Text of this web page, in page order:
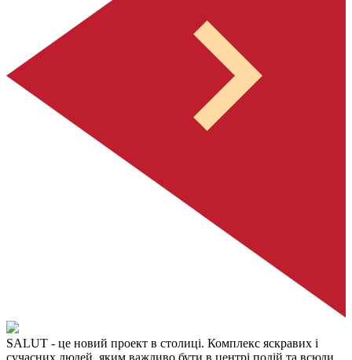
SALUT - це новий проект в столиці. Комплекс яскравих і